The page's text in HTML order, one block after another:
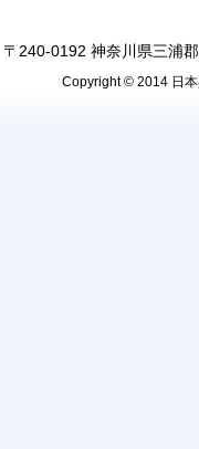
240-0192 神奈川県三浦
Copyright © 2014 日